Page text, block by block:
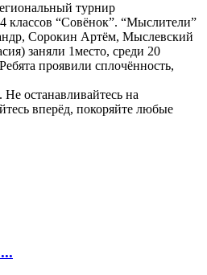
турнир
классов “Совёнок”. “Мыслители”
Сорокин Артём, Мыслевский
заняли 1место, среди 20
проявили сплочённость,
останавливайтесь на
вперёд, покоряйте любые